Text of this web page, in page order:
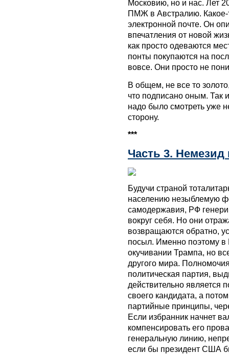
Московию, но и нас. Лет
ПМЖ в Австралию. Какое-
электронной почте. Он
впечатления от новой
как просто одеваются
понты покупаются на
вовсе. Они просто не
В общем, не все то
что подписано оным. Так
надо было смотреть уже
сторону.
***
Часть 3. Немезид
Будучи страной
населению незыблемую
самодержавия, РФ
вокруг себя. Но они
возвращаются обратно,
посыл. Именно поэтому в
окучивании Трампа, но
другого мира.
политическая партия,
действительно является
своего кандидата, а
партийные принципы,
Если избранник начнет
компенсировать его
генеральную линию,
если бы президент США